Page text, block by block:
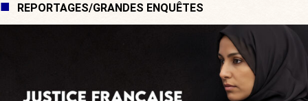
REPORTAGES/GRANDES ENQUÊTES